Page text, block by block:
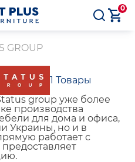
0
GROUP
1 Товары
group уже более
производства
для дома и офиса,
Украины, но и в
работает с